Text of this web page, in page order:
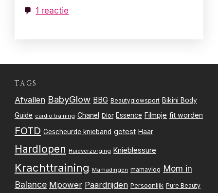
1 reactie
TAGS
Afvallen BabyGlow BBG Beautyglowsport Bikini Body
Guide cardio training Chanel Dior Essence Filmpje fit worden
FOTD Gescheurde knieband getest Haar
Hardlopen Huidverzorging Knieblessure
Krachttraining Mamadingen mamavlog Mom in
Balance Mpower Paardrijden Persoonlijk Pure Beauty